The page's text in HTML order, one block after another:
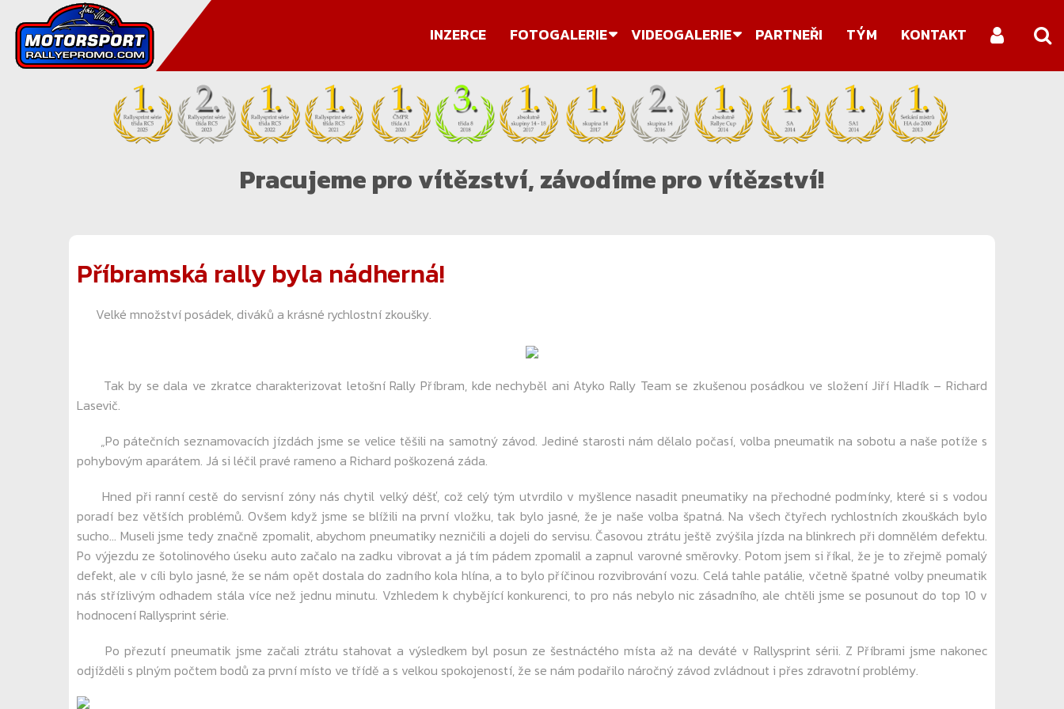
INZERCE FOTOGALERIE VIDEOGALERIE PARTNEŘI TÝM KONTAKT
Search
Pracujeme pro vítězství, závodíme pro vítězství!
Příbramská rally byla nádherná!
Velké množství posádek, diváků a krásné rychlostní zkoušky.
Tak by se dala ve zkratce charakterizovat letošní Rally Příbram, kde nechyběl ani Atyko Rally Team se zkušenou posádkou ve složení Jiří Hladík – Richard
Lasevič.
„Po pátečních seznamovacích jízdách jsme se velice těšili na samotný závod. Jediné starosti nám dělalo počasí, volba pneumatik na sobotu a naše potíže s
pohybovým aparátem. Já si léčil pravé rameno a Richard poškozená záda.
Hned při ranní cestě do servisní zóny nás chytil velký déšť, což celý tým utvrdilo v myšlence nasadit pneumatiky na přechodné podmínky, které si s vodou
poradí bez větších problémů. Ovšem když jsme se blížili na první vložku, tak bylo jasné, že je naše volba špatná. Na všech čtyřech rychlostních zkouškách bylo
sucho… Museli jsme tedy značně zpomalit, abychom pneumatiky nezničili a dojeli do servisu. Časovou ztrátu ještě zvýšila jízda na blinkrech při domnělém defektu.
Po výjezdu ze šotolinového úseku auto začalo na zadku vibrovat a já tím pádem zpomalil a zapnul varovné směrovky. Potom jsem si říkal, že je to zřejmě pomalý
defekt, ale v cíli bylo jasné, že se nám opět dostala do zadního kola hlína, a to bylo příčinou rozvibrování vozu. Celá tahle patálie, včetně špatné volby pneumatik
nás střízlivým odhadem stála více než jednu minutu. Vzhledem k chybějící konkurenci, to pro nás nebylo nic zásadního, ale chtěli jsme se posunout do top 10 v
hodnocení Rallysprint série.
Po přezutí pneumatik jsme začali ztrátu stahovat a výsledkem byl posun ze šestnáctého místa až na deváté v Rallysprint sérii. Z Příbrami jsme nakonec
odjížděli s plným počtem bodů za první místo ve třídě a s velkou spokojeností, že se nám podařilo náročný závod zvládnout i přes zdravotní problémy.